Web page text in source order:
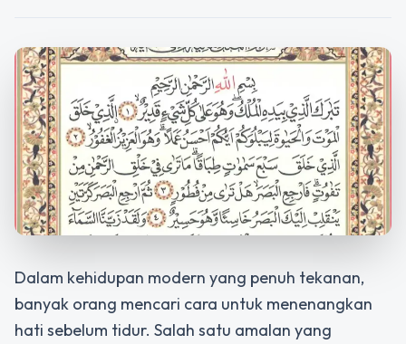
Dalam kehidupan modern yang penuh tekanan,
banyak orang mencari cara untuk menenangkan
hati sebelum tidur. Salah satu amalan yang